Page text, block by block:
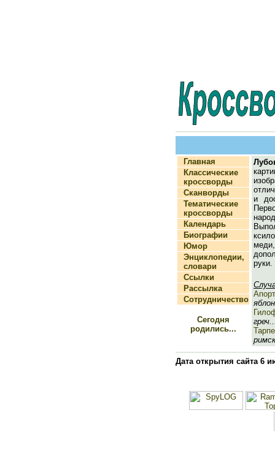
Главная
Классические
кроссворды
Сканворды
Тематические
кроссворды
Календарь
Биографии
Юмор
Энциклопедии,
словари
Ссылки
Рассылка
Сотрудничество
Сегодня
родились...
и
руки.
Апорт
Дата открытия сайта 6